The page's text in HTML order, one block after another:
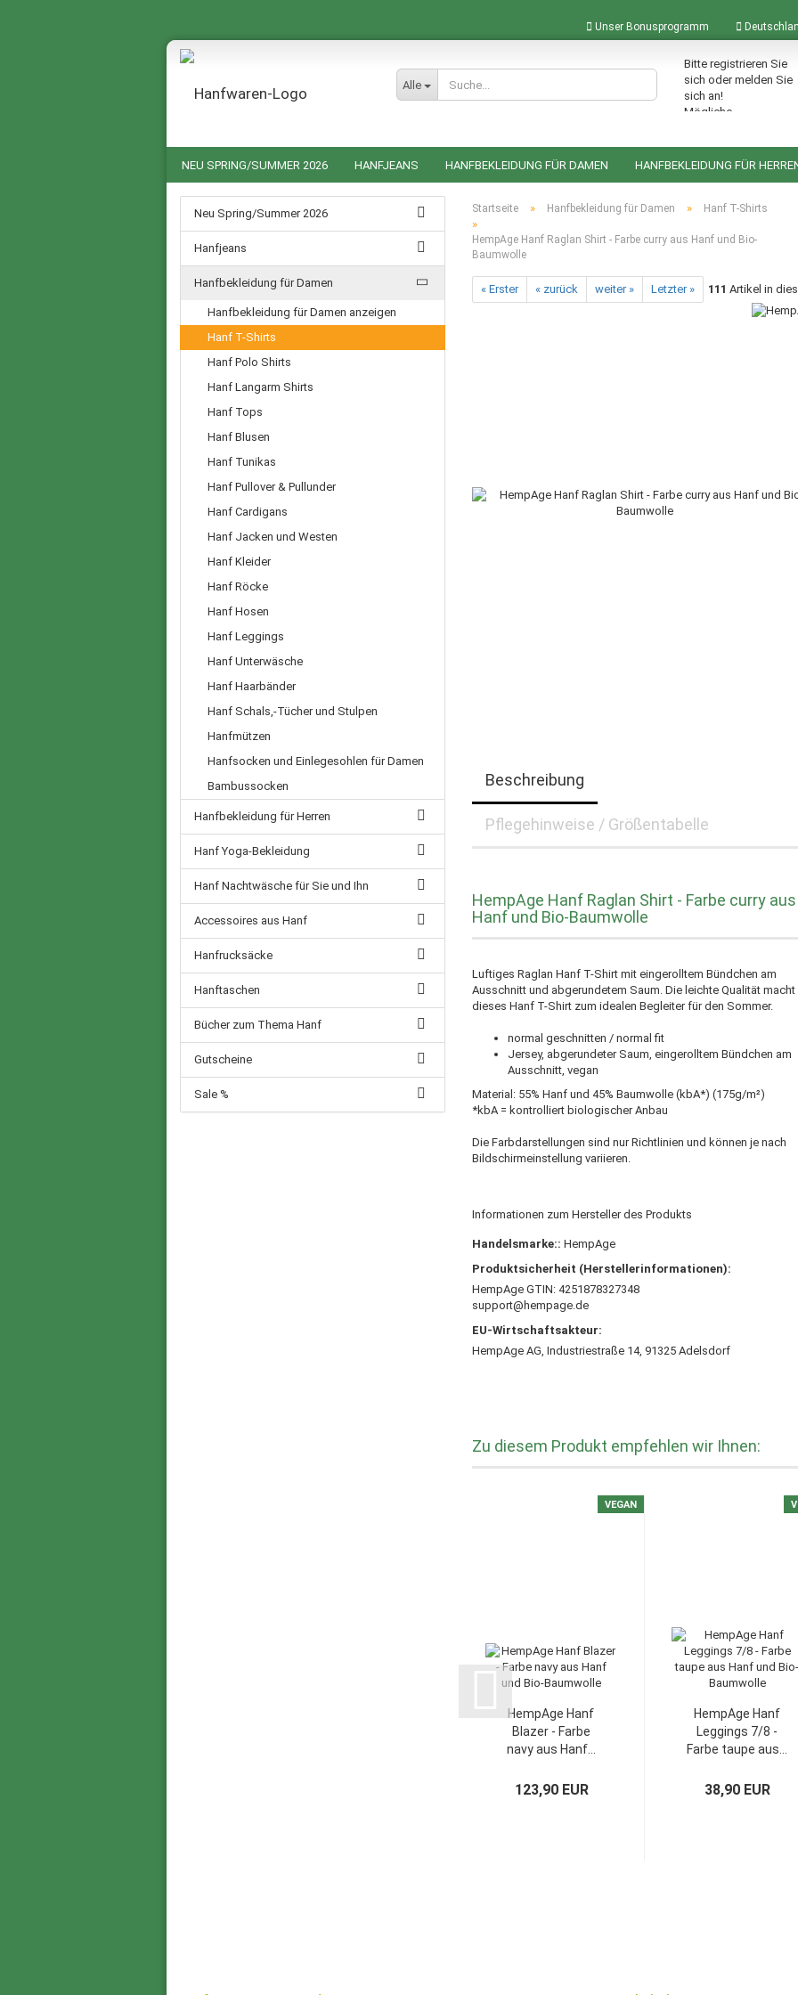
Unser Bonusprogramm
Lieferland
Passwort vergessen?
Alle
Bitte registrieren Sie
sich oder melden Sie
sich an!
Mögliche
Warenkorb: 0
NEU SPRING/SUMMER 2026 HANFJEANS HANFBEKLEIDUNG FÜR DAMEN HANFBEKLEIDUNG FÜR
HANF NACHTWÄSCHE FÜR SIE UND IHN ACCESSOIRES AUS HANF HANFRUCKSÄCKE HANFTASCHEN
Startseite » Hanfbekleidung für Damen » Hanf T-Shirts
»
HempAge Hanf Raglan Shirt - Farbe curry aus Hanf und Bio-
Baumwolle
« Erster « zurück weiter » Letzter » 111 Artikel in
Beschreibung
Pflegehinweise / Größentabelle
HempAge Hanf Raglan Shirt - Farbe curry aus
Hanf und Bio-Baumwolle
Luftiges Raglan Hanf T-Shirt mit eingerolltem Bündchen am
Ausschnitt und abgerundetem Saum. Die leichte Qualität macht
dieses Hanf T-Shirt zum idealen Begleiter für den Sommer.
normal geschnitten / normal fit
Jersey, abgerundeter Saum, eingerolltem Bündchen am
Ausschnitt, vegan
Material: 55% Hanf und 45% Baumwolle (kbA*) (175g/m²)
*kbA = kontrolliert biologischer Anbau
Die Farbdarstellungen sind nur Richtlinien und können je nach
Bildschirmeinstellung variieren.
Informationen zum Hersteller des Produkts
Handelsmarke::HempAge
Produktsicherheit (Herstellerinformationen):
HempAge GTIN: 4251878327348
support@hempage.de
EU-Wirtschaftsakteur:
HempAge AG, Industriestraße 14, 91325 Adelsdorf
Zu diesem Produkt empfehlen wir Ihnen:
VEGAN
HempAge Hanf
Blazer - Farbe
navy aus Hanf...
123,90 EUR
HempAge Hanf
Leggings 7/8 -
Farbe taupe aus...
38,90 EUR
Neu Spring/Summer 2026
Hanfjeans
Hanfbekleidung für Damen
Hanfbekleidung für Damen anzeigen
Hanf T-Shirts
Hanf Polo Shirts
Hanf Langarm Shirts
Hanf Tops
Hanf Blusen
Hanf Tunikas
Hanf Pullover & Pullunder
Hanf Cardigans
Hanf Jacken und Westen
Hanf Kleider
Hanf Röcke
Hanf Hosen
Hanf Leggings
Hanf Unterwäsche
Hanf Haarbänder
Hanf Schals,-Tücher und Stulpen
Hanfmützen
Hanfsocken und Einlegesohlen für Damen
Bambussocken
Hanfbekleidung für Herren
Hanf Yoga-Bekleidung
Hanf Nachtwäsche für Sie und Ihn
Accessoires aus Hanf
Hanfrucksäcke
Hanftaschen
Bücher zum Thema Hanf
Gutscheine
Sale %